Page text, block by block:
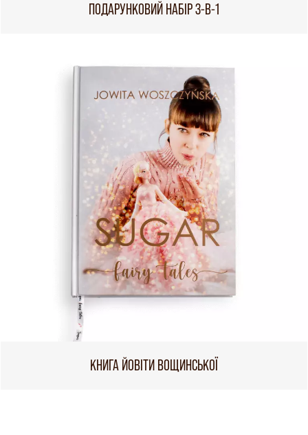
ПОДАРУНКОВИЙ НАБІР 3-В-1
КНИГА ЙОВІТИ ВОЩИНСЬКОЇ